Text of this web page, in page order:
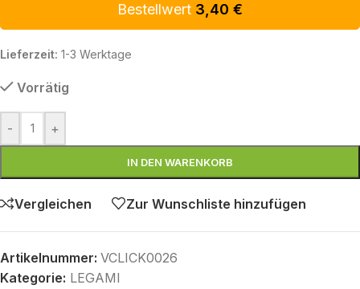
Bestellwert 3,40 €
Lieferzeit: 1-3 Werktage
Vorrätig
- +
IN DEN WARENKORB
Vergleichen Zur Wunschliste hinzufügen
Artikelnummer: VCLICK0026
Kategorie: LEGAMI